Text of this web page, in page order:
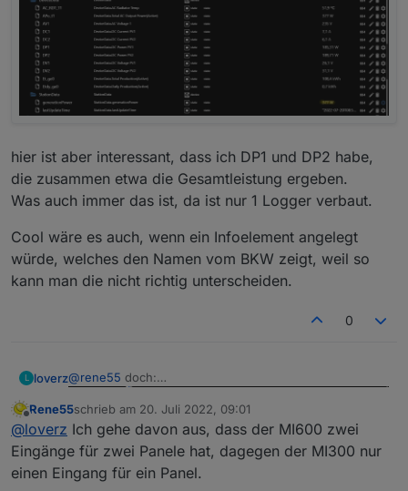
hier ist aber interessant, dass ich DP1 und DP2 habe,
die zusammen etwa die Gesamtleistung ergeben.
Was auch immer das ist, da ist nur 1 Logger verbaut.
Cool wäre es auch, wenn ein Infoelement angelegt
würde, welches den Namen vom BKW zeigt, weil so
kann man die nicht richtig unterscheiden.
0
L loverz@rene55 doch:
hier ist aber interessant, dass ich DP1 und DP2 habe, die
zusammen etwa die Gesamtleistung ergeben.
Was auch immer das ist, da ist nur 1 Logger verbaut.
Cool wäre es auch, wenn ein Infoelement angelegt
würde, welches den Namen vom BKW zeigt, weil so
kann man die nicht richtig unterscheiden.
Offline
Rene55schrieb am 20. Juli 2022, 09:01
zuletzt editiert von
@loverz Ich gehe davon aus, dass der MI600 zwei
Eingänge für zwei Panele hat, dagegen der MI300 nur
einen Eingang für ein Panel.